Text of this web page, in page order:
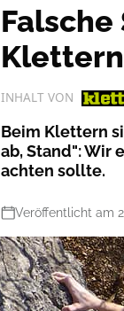
INHALT VON
Beim Klettern
ab, Stand": Wir
achten sollte.
Veröffentlicht am